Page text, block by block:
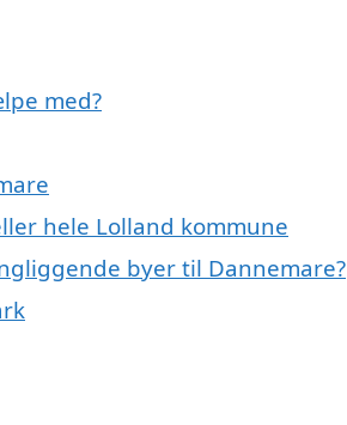
med?
hele Lolland kommune
byer til Dannemare?